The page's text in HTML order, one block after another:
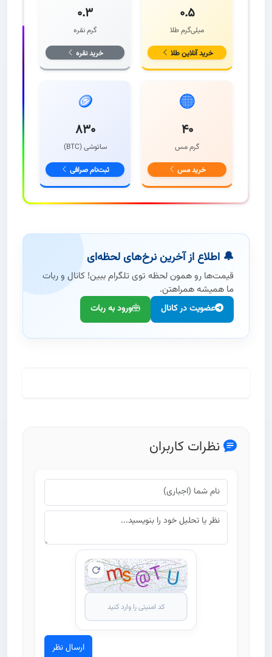
۰.۵
میلی‌گرم طلا
خرید آنلاین طلا
۰.۳
گرم نقره
خرید نقره
🟠
۴۰
گرم مس
خرید مس
🪙
۸۳۰
ساتوشی (BTC)
ثبت‌نام صرافی
🔔 اطلاع از آخرین نرخ‌های لحظه‌ای
قیمت‌ها رو همون لحظه توی تلگرام ببین! کانال و ربات
ما همیشه همراهتن.
عضویت در کانال ورود به ربات
نظرات کاربران
ارسال نظر